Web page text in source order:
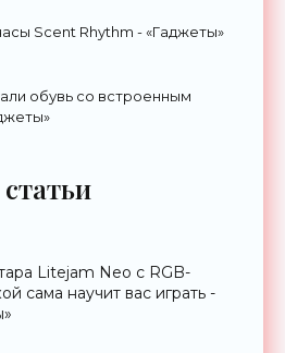
Scent Rhythm - «Гаджеты»
обувь со встроенным
Litejam Neo с RGB-
сама научит вас играть -